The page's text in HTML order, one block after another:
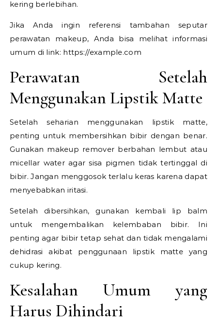
kering berlebihan.
Jika Anda ingin referensi tambahan seputar
perawatan makeup, Anda bisa melihat informasi
umum di link: https://example.com
Perawatan Setelah
Menggunakan Lipstik Matte
Setelah seharian menggunakan lipstik matte,
penting untuk membersihkan bibir dengan benar.
Gunakan makeup remover berbahan lembut atau
micellar water agar sisa pigmen tidak tertinggal di
bibir. Jangan menggosok terlalu keras karena dapat
menyebabkan iritasi.
Setelah dibersihkan, gunakan kembali lip balm
untuk mengembalikan kelembaban bibir. Ini
penting agar bibir tetap sehat dan tidak mengalami
dehidrasi akibat penggunaan lipstik matte yang
cukup kering.
Kesalahan Umum yang
Harus Dihindari